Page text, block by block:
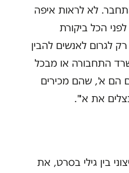
לא לראות איפה
הכל ביקורת
לגרום לאנשים להבין
התחבורה או מבכל
הם א', שהם מכירים
את א'".
בין גילי בסרט, את